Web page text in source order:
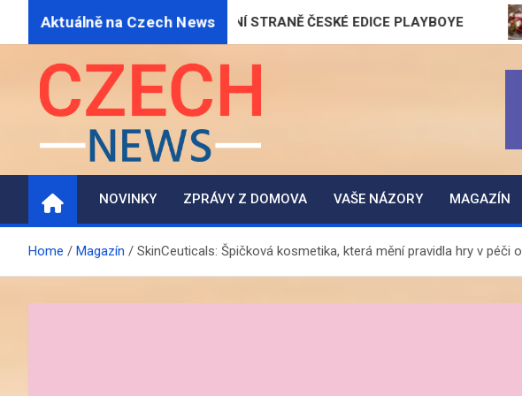
Aktuálně na Czech News
NA TITULNÍ STRANĚ ČESKÉ EDICE PLAYBOYE Vaření bez
CZECH-NEWS.CZ
Magazín informací a zpravodajství
NOVINKY
ZPRÁVY Z DOMOVA VAŠE NÁZORY MAGAZÍN
Home Magazín SkinCeuticals: Špičková kosmetika, která mění pravidla hry v péči